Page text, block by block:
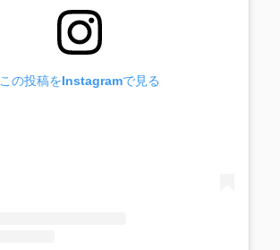
この投稿をInstagramで見る